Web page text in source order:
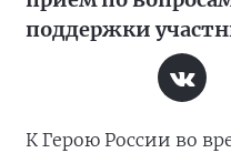
поддержки
К Герою России во